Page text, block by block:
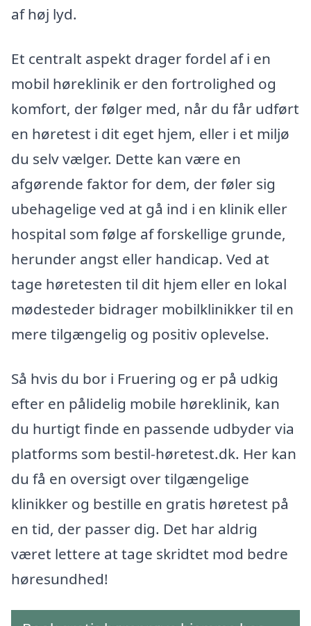
af høj lyd.
Et centralt aspekt drager fordel af i en
mobil høreklinik er den fortrolighed og
komfort, der følger med, når du får udført
en høretest i dit eget hjem, eller i et miljø
du selv vælger. Dette kan være en
afgørende faktor for dem, der føler sig
ubehagelige ved at gå ind i en klinik eller
hospital som følge af forskellige grunde,
herunder angst eller handicap. Ved at
tage høretesten til dit hjem eller en lokal
mødesteder bidrager mobilklinikker til en
mere tilgængelig og positiv oplevelse.
Så hvis du bor i Fruering og er på udkig
efter en pålidelig mobile høreklinik, kan
du hurtigt finde en passende udbyder via
platforms som bestil-høretest.dk. Her kan
du få en oversigt over tilgængelige
klinikker og bestille en gratis høretest på
en tid, der passer dig. Det har aldrig
været lettere at tage skridtet mod bedre
høresundhed!